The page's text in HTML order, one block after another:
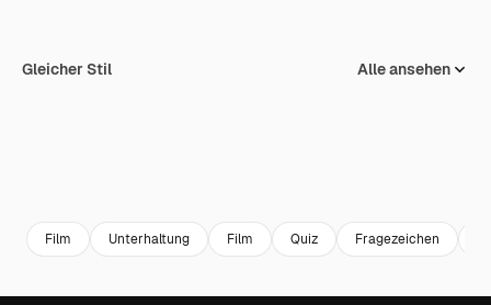
Gleicher Stil Alle ansehen
Film Unterhaltung Film Quiz Fragezeichen